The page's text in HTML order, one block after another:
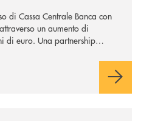
di Cassa Centrale Banca con
un aumento di
di euro. Una partnership
per ampliare l’offerta e